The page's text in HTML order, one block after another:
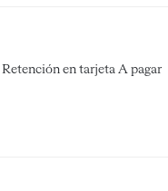
Retención en tarjeta A pagar